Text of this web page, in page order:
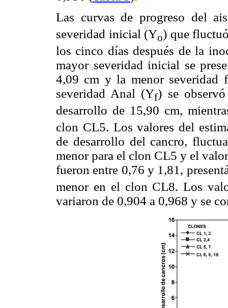
Las curvas de progreso del
severidad inicial (Yo) que
los cinco días después de la
mayor severidad inicial se
4,09 cm y la menor severidad
severidad Anal (Yf) se
desarrollo de 15,90 cm,
clon CL5. Los valores del
de desarrollo del cancro,
menor para el clon CL5 y el
fueron entre 0,76 y 1,81,
menor en el clon CL8. Los
variaron de 0,904 a 0,968 y se